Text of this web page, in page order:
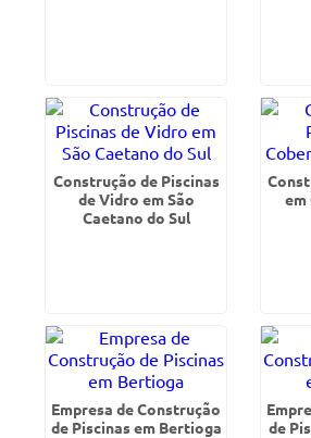
Construção de Piscinas
de Vidro em São
Caetano do Sul
em
Empresa de Construção
de Piscinas em Bertioga
de